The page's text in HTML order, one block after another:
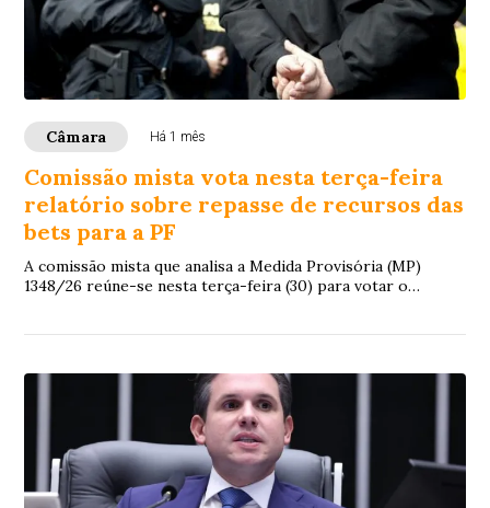
Câmara Há 1 mês
Comissão mista vota nesta terça-feira
relatório sobre repasse de recursos das
bets para a PF
A comissão mista que analisa a Medida Provisória (MP)
1348/26 reúne-se nesta terça-feira (30) para votar o